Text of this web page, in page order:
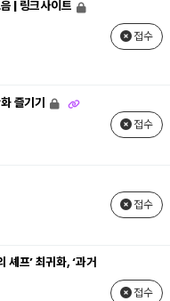
| 링크사이트
접수
즐기기
접수
접수
셰프’ 최귀화, ‘과거
접수